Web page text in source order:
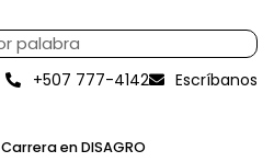
+507 777-4142 Escríbanos
Carrera en DISAGRO